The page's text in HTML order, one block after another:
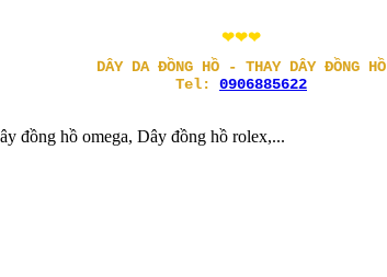
❤❤❤
DÂY DA ĐỒNG HỒ - THAY DÂY ĐỒNG HỒ
Tel: 0906885622
đồng hồ omega, Dây đồng hồ rolex,...